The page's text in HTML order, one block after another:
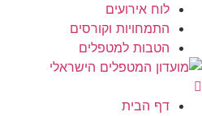
לוח אירועים
התמחויות וקורסים
הטבות למטפלים
דף הבית
מדברים בריאות
כל מה שרצית